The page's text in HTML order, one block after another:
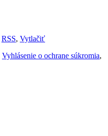
RSS, Vytlačiť
Vyhlásenie o ochrane súkromia,